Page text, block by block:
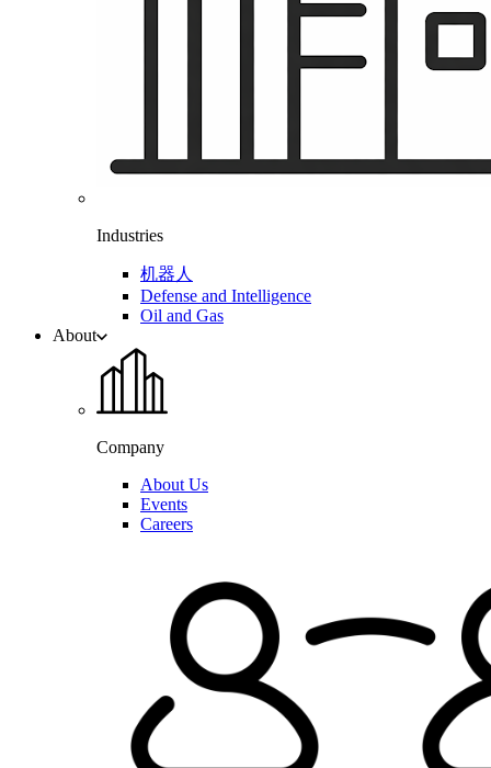
Industries
机器人
Defense and Intelligence
Oil and Gas
About
Company
About Us
Events
Careers